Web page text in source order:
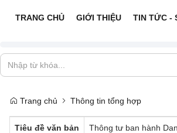
TRANG CHỦ GIỚI THIỆU TIN TỨC -
Trang chủ Thông tin tổng hợp
Tiêu đề văn bản Thông tư ban hành